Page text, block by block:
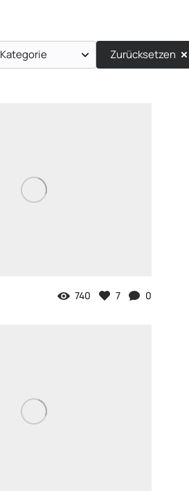
Kategorie Zurücksetzen
740 7 0